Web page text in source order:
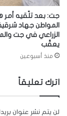
جت: بعد تلّقيه أمر
المواطن جهاد
الزراعي في جت
يعقّب
منذ أسبوعين
اترك تعليقاً
لن يتم نشر عنوان